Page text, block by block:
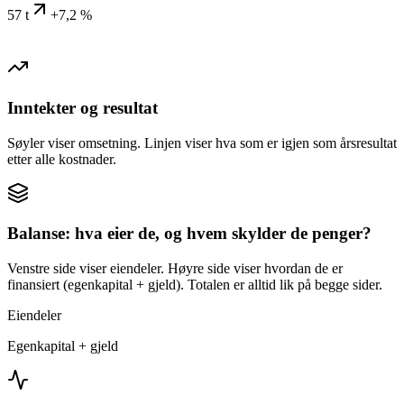
57 t
+7,2 %
Inntekter og resultat
Søyler viser omsetning. Linjen viser hva som er igjen som årsresultat
etter alle kostnader.
Balanse: hva eier de, og hvem skylder de penger?
Venstre side viser eiendeler. Høyre side viser hvordan de er
finansiert (egenkapital + gjeld). Totalen er alltid lik på begge sider.
Eiendeler
Egenkapital + gjeld